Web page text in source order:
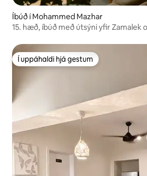
Íbúð í Mohammed Mazhar
15. hæð, íbúð með útsýni yfir Zamalek
Í uppáhaldi hjá gestum
Í uppáhaldi hjá gestum